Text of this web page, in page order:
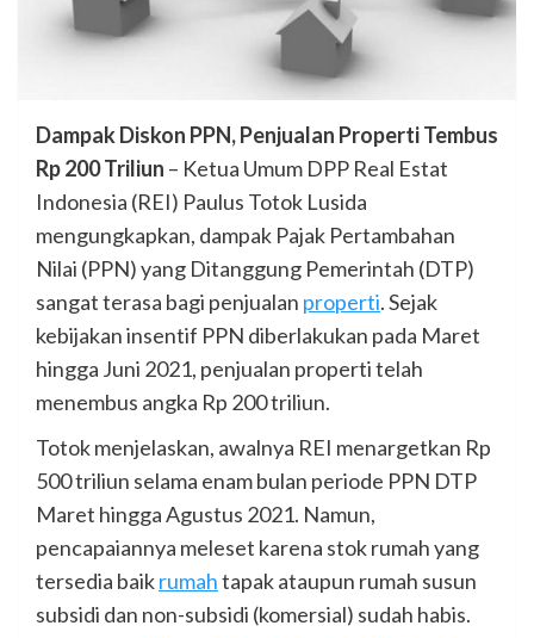
Dampak Diskon PPN, Penjualan Properti Tembus
Rp 200 Triliun – Ketua Umum DPP Real Estat
Indonesia (REI) Paulus Totok Lusida
mengungkapkan, dampak Pajak Pertambahan
Nilai (PPN) yang Ditanggung Pemerintah (DTP)
sangat terasa bagi penjualan properti. Sejak
kebijakan insentif PPN diberlakukan pada Maret
hingga Juni 2021, penjualan properti telah
menembus angka Rp 200 triliun.
Totok menjelaskan, awalnya REI menargetkan Rp
500 triliun selama enam bulan periode PPN DTP
Maret hingga Agustus 2021. Namun,
pencapaiannya meleset karena stok rumah yang
tersedia baikrumahtapak ataupun rumah susun
subsidi dan non-subsidi (komersial) sudah habis.